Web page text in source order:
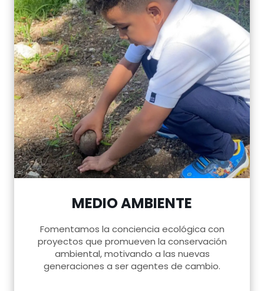
MEDIO AMBIENTE
Fomentamos la conciencia ecológica con
proyectos que promueven la conservación
ambiental, motivando a las nuevas
generaciones a ser agentes de cambio.